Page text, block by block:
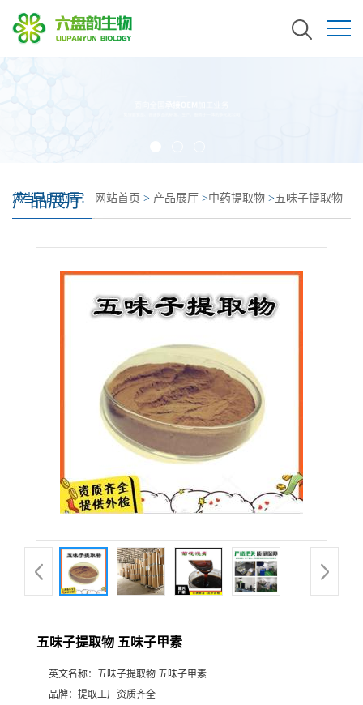
产品展厅
您当前的位置： 网站首页 > 产品展厅 >中药提取物 >五味子提取物
五味子提取物 五味子甲素
英文名称： 五味子提取物 五味子甲素
品牌： 提取工厂资质齐全